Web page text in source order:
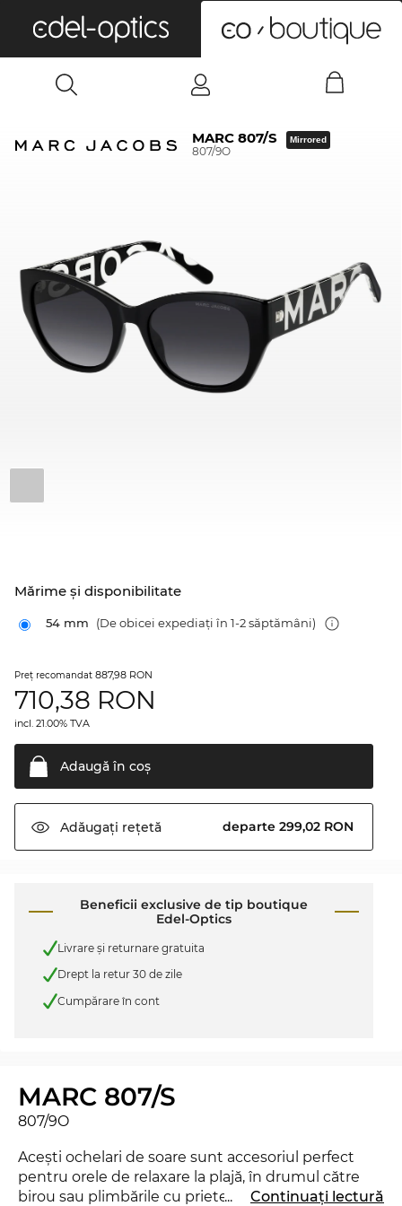
MARC 807/S
807/9O
Mirrored
Mărime şi disponibilitate
54 mm (De obicei expediați în 1-2 săptămâni)
Preţ recomandat 887,98 RON
710,38 RON
incl. 21.00% TVA
Adaugă în coş
Adăugați rețetă departe 299,02 RON
Beneficii exclusive de tip boutique
Edel-Optics
Livrare şi returnare gratuita
Drept la retur 30 de zile
Cumpărare în cont
MARC 807/S
807/9O
Aceşti ochelari de soare sunt accesoriul perfect
pentru orele de relaxare la plajă, în drumul către
birou sau plimbările cu prietenii prin oraş. Există
... Continuați lectură